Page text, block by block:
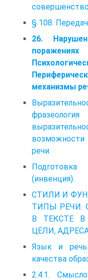
§ 108.
26.
механизмы
речи.
(инвенция).
СТИЛИ И
ТИПЫ РЕЧИ.
В ТЕКСТЕ
ЦЕЛИ,
Язык и
качества
2.4.1.